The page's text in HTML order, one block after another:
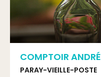
COMPTOIR ANDRÉ
PARAY-VIEILLE-POSTE